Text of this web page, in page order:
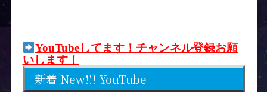
YouTubeしてます！チャンネル登録お願
いします！
新着 New!!! YouTube